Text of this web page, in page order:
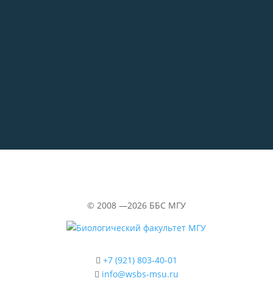
© 2008 —2026 ББС МГУ
+7 (921) 803-40-01
info@wsbs-msu.ru